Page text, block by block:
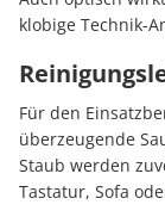
klobige Technik-
Für den
überzeugende
Staub werden
Tastatur, Sofa